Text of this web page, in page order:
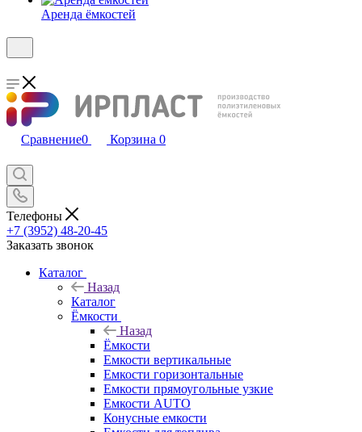
Аренда ёмкостей
Сравнение0 Корзина 0
Телефоны
+7 (3952) 48-20-45
Заказать звонок
Каталог
Назад
Каталог
Ёмкости
Назад
Ёмкости
Емкости вертикальные
Емкости горизонтальные
Емкости прямоугольные узкие
Емкости АUТО
Конусные емкости